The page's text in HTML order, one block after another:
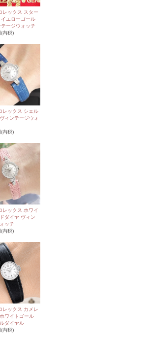
レックス スター
イエローゴール
テージウォッチ
(内税)
レックス シェル
ィンテージウォ
(内税)
レックス ホワイ
ダイヤ ヴィン
ッチ
(内税)
レックス カメレ
ワイトゴール
ダイヤル
(内税)